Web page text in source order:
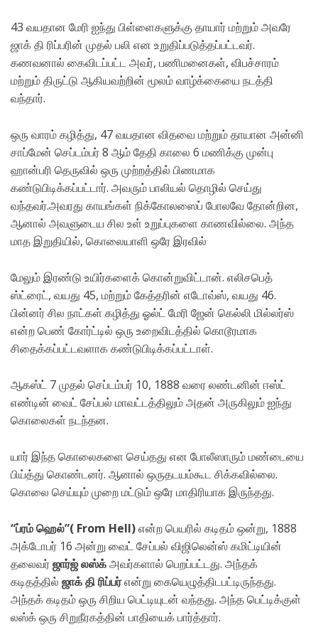
43 வயதான மேரி ஐந்து பிள்ளைகளுக்கு தாயார்‌ மற்றும்‌ அவரே
ஜாக்‌ தி ரிப்பரின்‌ முதல்‌ பலி என உறுதிப்படுத்தப்பட்டவர்‌.
கணவனால்‌ கைவிடப்பட்ட அவர்‌, பணிமனைகள்‌, விபச்சாரம்‌
மற்றும்‌ திருட்டு‌ ஆகியவற்றின்‌ மூலம்‌ வாழ்க்கையை நடத்தி
வந்தார்‌.
ஒரு வாரம்‌ கழித்து, 47 வயதான விதவை மற்றும்‌ தாயான அன்னி
சாப்மேன்‌ செப்டம்பர்‌ 8 ஆம்‌ தேதி காலை 6 மணிக்கு முன்பு
ஹான்பரி தெருவில்‌ ஒரு முற்றத்தில்‌ பிணமாக
கண்டுபிடிக்கப்பட்டார்‌. அவரும்‌ பாலியல்‌ தொழில்‌ செய்து
வந்தவர்‌.அவரது காயங்கள்‌ நிக்கோலஸைப்‌ போலவே தோன்றின,
ஆனால்‌ அவளுடைய சில உள்‌ உறுப்புகளை காணவில்லை. அந்த
மாத இறுதியில்‌, கொலையாளி ஒரே இரவில்‌
மேலும்‌ இரண்டு உயிர்களைக்‌ கொன்றுவிட்டான்‌. எலிசபெத்‌
ஸ்ட்ரைட்‌, வயது 45, மற்றும்‌ கேத்தரின்‌ எடோவ்ஸ்‌, வயது 46.
பின்னர்‌ சில நாட்கள்‌ கழித்து ஓல்ட்‌ மேரி ஜேன்‌ கெல்லி மில்லர்ஸ்‌
என்ற பெண்‌ கோர்ட்டில்‌ ஒரு உறைவிடத்தில்‌ கொடூரமாக
சிதைக்கப்பட்டவளாக கண்டுபிடிக்கப்பட்டாள்‌.
ஆகஸ்ட்‌ 7 முதல்‌ செப்டம்பர்‌ 10, 1888 வரை லண்டனின்‌ ஈஸ்ட்‌
எண்டின்‌ வைட்‌ சேப்பல்‌ மாவட்டத்திலும்‌ அதன்‌ அருகிலும்‌ ஐந்து
கொலைகள்‌ நடந்தன.
யார்‌ இந்த கொலைகளை செய்தது என போலீஸாரும்‌ மண்டையை
பிய்த்து கொண்டனர்‌. ஆனால்‌ ஒருதடயம்கூட சிக்கவில்லை.
கொலை செய்யும்‌ முறை மட்டும்‌ ஒரே மாதிரியாக இருந்தது.
“ப்ரம்‌ ஹெல்‌”( From Hell)என்ற பெயரில்‌ கடிதம்‌ ஒன்று, 1888
அக்டோபர்‌ 16 அன்று வைட்‌ சேப்பல்‌ விஜிலென்ஸ்‌ கமிட்டியின்‌
தலைவர்‌ஜார்ஜ்‌ லஸ்க்‌அவர்களால்‌ பெறப்பட்டது. அந்தக்‌
கடிதத்தில்‌ ஜாக்‌ தி ரிப்பர்‌என்று கையெழுத்திடபட்டிருந்தது.
அந்தக்‌ கடிதம்‌ ஒரு சிறிய பெட்டியுடன்‌ வந்தது. அந்த பெட்டிக்குள்‌
லஸ்க்‌ ஒரு சிறுநீரகத்தின்‌ பாதியைக்‌ பார்த்தார்‌.